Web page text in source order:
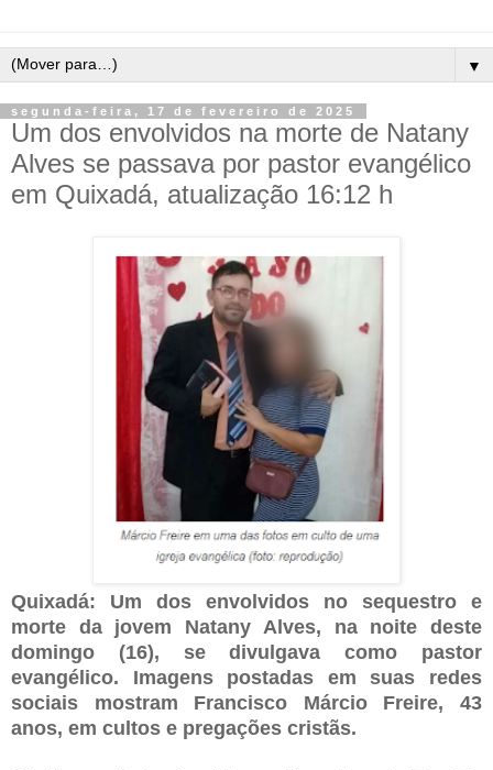
▼
segunda-feira, 17 de fevereiro de 2025
Um dos envolvidos na morte de Natany
Alves se passava por pastor evangélico
em Quixadá, atualização 16:12 h
Quixadá: Um dos envolvidos no sequestro e
morte da jovem Natany Alves, na noite deste
domingo (16), se divulgava como pastor
evangélico. Imagens postadas em suas redes
sociais mostram Francisco Márcio Freire, 43
anos, em cultos e pregações cristãs.